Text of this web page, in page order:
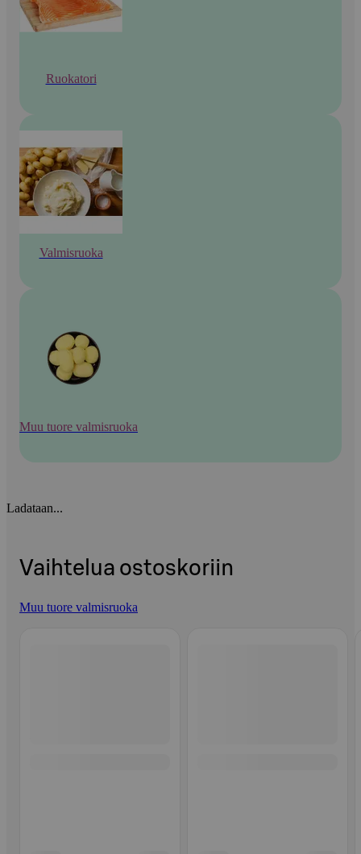
Ruokatori
Valmisruoka
Muu tuore valmisruoka
Ladataan...
Vaihtelua ostoskoriin
Muu tuore valmisruoka